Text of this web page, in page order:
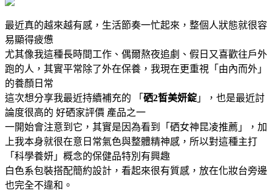
最近真的越來越有感，生活節奏一忙起來，整個人狀態就很容
易顯得疲憊
尤其像我這種長時間工作、偶爾熬夜追劇、假日又喜歡往戶外
跑的人，其實平常除了外在保養，我現在更重視「由內而外」
的養顏日常
這次想分享我最近持續補充的 「 硒2皙美妍錠 」，也是最近討
論度很高的 好硒家評價 產品之一
一開始會注意到它，其實是因為看到「硒女神昆凌推薦」，加
上我本身就很在意日常氣色與整體精神感，所以對這種主打
「科學養妍」概念的保健品特別有興趣
白色系包裝搭配簡約設計，看起來很有質感，放在化妝台旁邊
也完全不違和。